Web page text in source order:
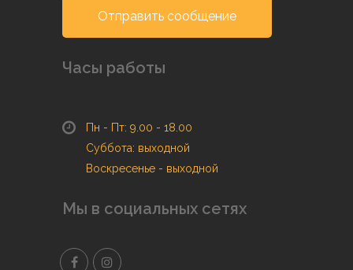
Отправить сообщение
Часы работы
Пн - Пт: 9.00 - 18.00
Суббота: выходной
Воскресенье - выходной
Мы в социальных сетях